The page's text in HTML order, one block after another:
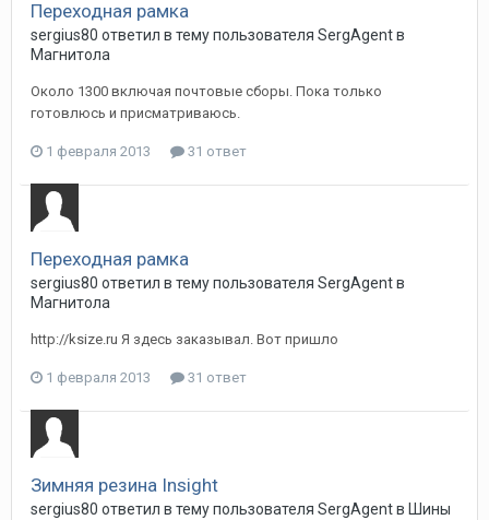
Переходная рамка
sergius80 ответил в тему пользователя SergAgentв
Магнитола
Около 1300 включая почтовые сборы. Пока только
готовлюсь и присматриваюсь.
1 февраля 2013 31 ответ
Переходная рамка
sergius80 ответил в тему пользователя SergAgentв
Магнитола
http://ksize.ru Я здесь заказывал. Вот пришло
1 февраля 2013 31 ответ
Зимняя резина Insight
sergius80 ответил в тему пользователя SergAgentв Шины